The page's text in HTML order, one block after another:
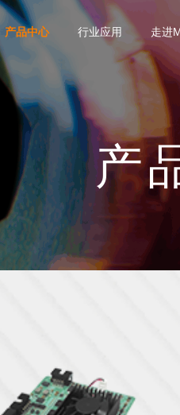
产品中心 行业应用 走进
产